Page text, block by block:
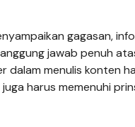
gagasan,
jawab penuh
dalam menulis konten
juga harus memenuhi